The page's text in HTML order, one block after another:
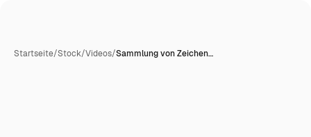
Startseite/Stock/Videos/Sammlung von Zeichen…